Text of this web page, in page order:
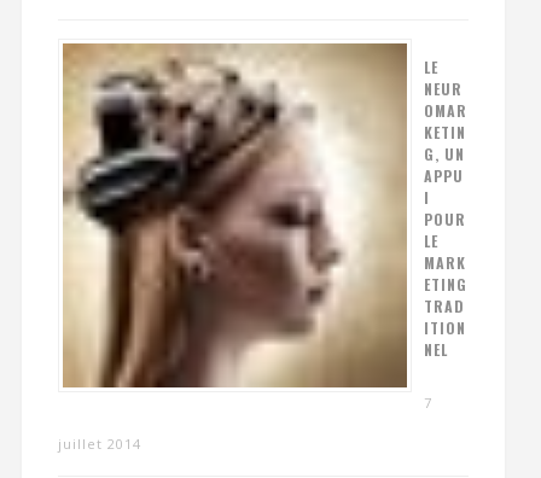
LE
NEUR
OMAR
KETIN
G, UN
APPU
I
POUR
LE
MARK
ETING
TRAD
ITION
NEL
7
juillet 2014